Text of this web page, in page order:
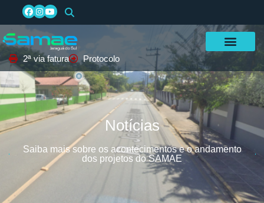
2ª via fatura Protocolo
Notícias
Saiba mais sobre os acontecimentos e o andamento
dos projetos do SAMAE